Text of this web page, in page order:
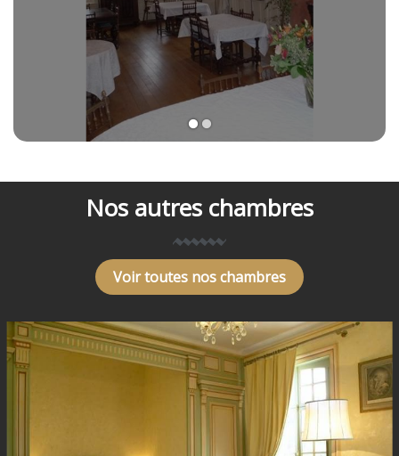
1
Nos autres chambres
Voir toutes nos chambres